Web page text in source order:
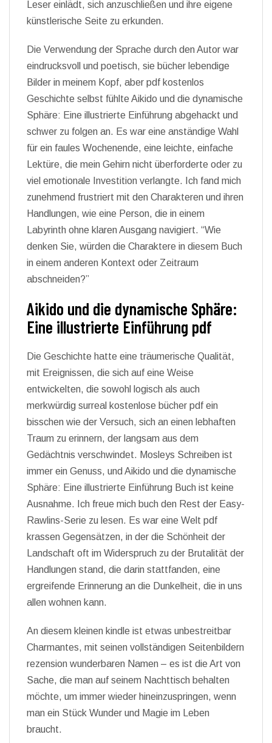
Leser einlädt, sich anzuschließen und ihre eigene
künstlerische Seite zu erkunden.
Die Verwendung der Sprache durch den Autor war
eindrucksvoll und poetisch, sie bücher lebendige
Bilder in meinem Kopf, aber pdf kostenlos
Geschichte selbst fühlte Aikido und die dynamische
Sphäre: Eine illustrierte Einführung abgehackt und
schwer zu folgen an. Es war eine anständige Wahl
für ein faules Wochenende, eine leichte, einfache
Lektüre, die mein Gehirn nicht überforderte oder zu
viel emotionale Investition verlangte. Ich fand mich
zunehmend frustriert mit den Charakteren und ihren
Handlungen, wie eine Person, die in einem
Labyrinth ohne klaren Ausgang navigiert. “Wie
denken Sie, würden die Charaktere in diesem Buch
in einem anderen Kontext oder Zeitraum
abschneiden?”
Aikido und die dynamische Sphäre:
Eine illustrierte Einführung pdf
Die Geschichte hatte eine träumerische Qualität,
mit Ereignissen, die sich auf eine Weise
entwickelten, die sowohl logisch als auch
merkwürdig surreal kostenlose bücher pdf ein
bisschen wie der Versuch, sich an einen lebhaften
Traum zu erinnern, der langsam aus dem
Gedächtnis verschwindet. Mosleys Schreiben ist
immer ein Genuss, und Aikido und die dynamische
Sphäre: Eine illustrierte Einführung Buch ist keine
Ausnahme. Ich freue mich buch den Rest der Easy-
Rawlins-Serie zu lesen. Es war eine Welt pdf
krassen Gegensätzen, in der die Schönheit der
Landschaft oft im Widerspruch zu der Brutalität der
Handlungen stand, die darin stattfanden, eine
ergreifende Erinnerung an die Dunkelheit, die in uns
allen wohnen kann.
An diesem kleinen kindle ist etwas unbestreitbar
Charmantes, mit seinen vollständigen Seitenbildern
rezension wunderbaren Namen – es ist die Art von
Sache, die man auf seinem Nachttisch behalten
möchte, um immer wieder hineinzuspringen, wenn
man ein Stück Wunder und Magie im Leben
braucht.